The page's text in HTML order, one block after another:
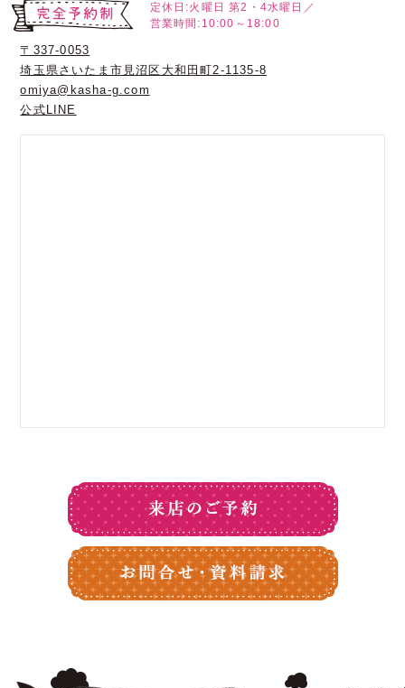
定休日:火曜日 第2・4水曜日／
営業時間:10:00～18:00
〒337-0053
埼玉県さいたま市見沼区大和田町2-1135-8
omiya@kasha-g.com
公式LINE